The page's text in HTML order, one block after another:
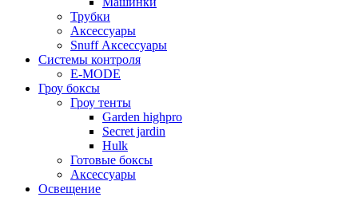
Трубки
Аксессуары
Snuff Аксессуары
Системы контроля
E-MODE
Гроу боксы
Гроу тенты
Garden highpro
Secret jardin
Hulk
Готовые боксы
Аксессуары
Освещение